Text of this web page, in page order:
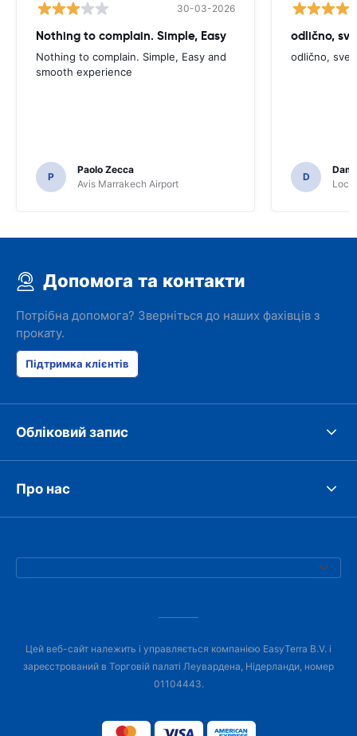
30-03-2026
Nothing to complain. Simple, Easy
Nothing to complain. Simple, Easy and
smooth experience
P
Paolo Zecca
Avis Marrakech Airport
odlično,
odlično, sve
D
Допомога та контакти
Потрібна допомога? Зверніться до наших фахівців з
прокату.
Підтримка клієнтів
Обліковий запис
Про нас
Цей веб-сайт належить і управляється компанією EasyTerra B.V. і
зареєстрований в Торговій палаті Леувардена, Нідерланди, номер
01104443.